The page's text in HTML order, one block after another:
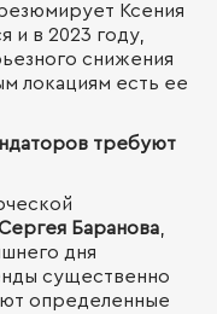
Ксения
и в 2023 году,
снижения
локациям есть ее
требуют
Баранова
дня
существенно
определенные